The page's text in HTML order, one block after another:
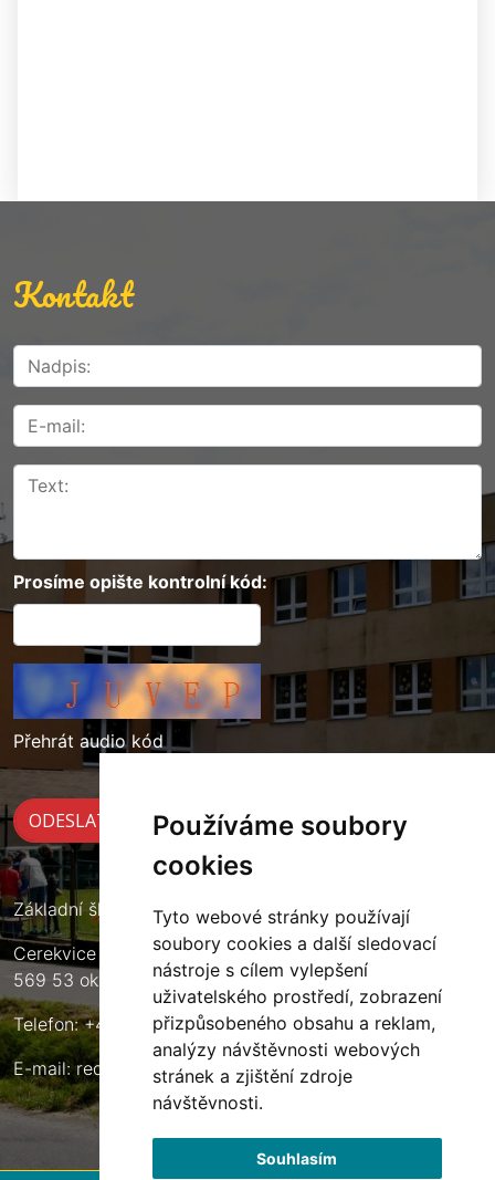
Používáme soubory
cookies
Tyto webové stránky používají
soubory cookies a další sledovací
nástroje s cílem vylepšení
uživatelského prostředí, zobrazení
přizpůsobeného obsahu a reklam,
analýzy návštěvnosti webových
stránek a zjištění zdroje
návštěvnosti.
Souhlasím
Kontakt
Prosíme opište kontrolní kód:
Přehrát audio kód
Základní škola Cerekvice nad Loučnou
Cerekvice nad Loučnou 135
569 53 okres Svitavy
Telefon: +420 461 633 140
E-mail:reditel@zscerekvice.cz